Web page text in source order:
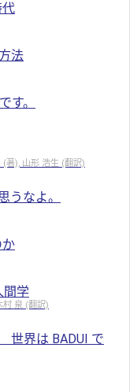
代
法
す。
著), 山形 浩生 (翻訳)
うなよ。
間学
村 泉 (翻訳)
世界は BADUI で